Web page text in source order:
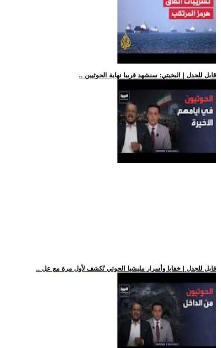
.. قابل للجدل | البخيتي: سنشهد قريبا نهاية الحوثيين
.. قابل للجدل | خفايا وأسرار مليشيا الحوثي تُكشف لأول مرة مع عل